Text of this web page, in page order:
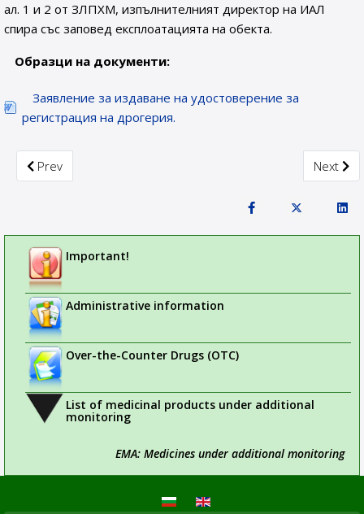
ал. 1 и 2 от ЗЛПХМ, изпълнителният директор на ИАЛ
спира със заповед експлоатацията на обекта.
Образци на документи:
Заявление за издаване на удостоверение за
регистрация на дрогерия.
Previous article: Issue of registration certificate for
Prev Next
Next
Important!
Administrative information
Over-the-Counter Drugs (OTC)
List of medicinal products under additional
monitoring
EMA: Medicines under additional monitoring